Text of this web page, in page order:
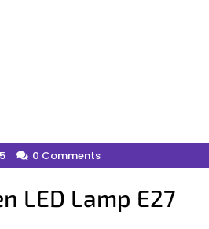
0 Comments
LED Lamp E27